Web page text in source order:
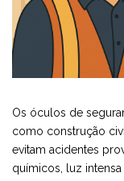
Os óculos de
como construção
evitam acidentes
químicos, luz